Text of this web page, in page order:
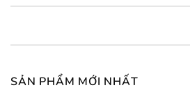
SẢN PHẨM MỚI NHẤT